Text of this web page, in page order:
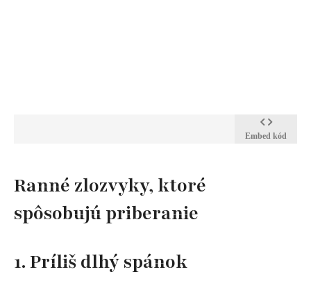
Embed kód
Ranné zlozvyky, ktoré
spôsobujú priberanie
1. Príliš dlhý spánok